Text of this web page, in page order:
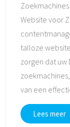
Website voor
talloze
zorgen dat
van een
Lees meer